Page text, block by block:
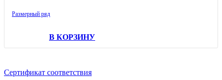
Размерный ряд
В КОРЗИНУ
Сертификат соответствия